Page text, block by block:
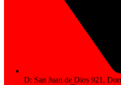
D: San Juan de Dios 921,